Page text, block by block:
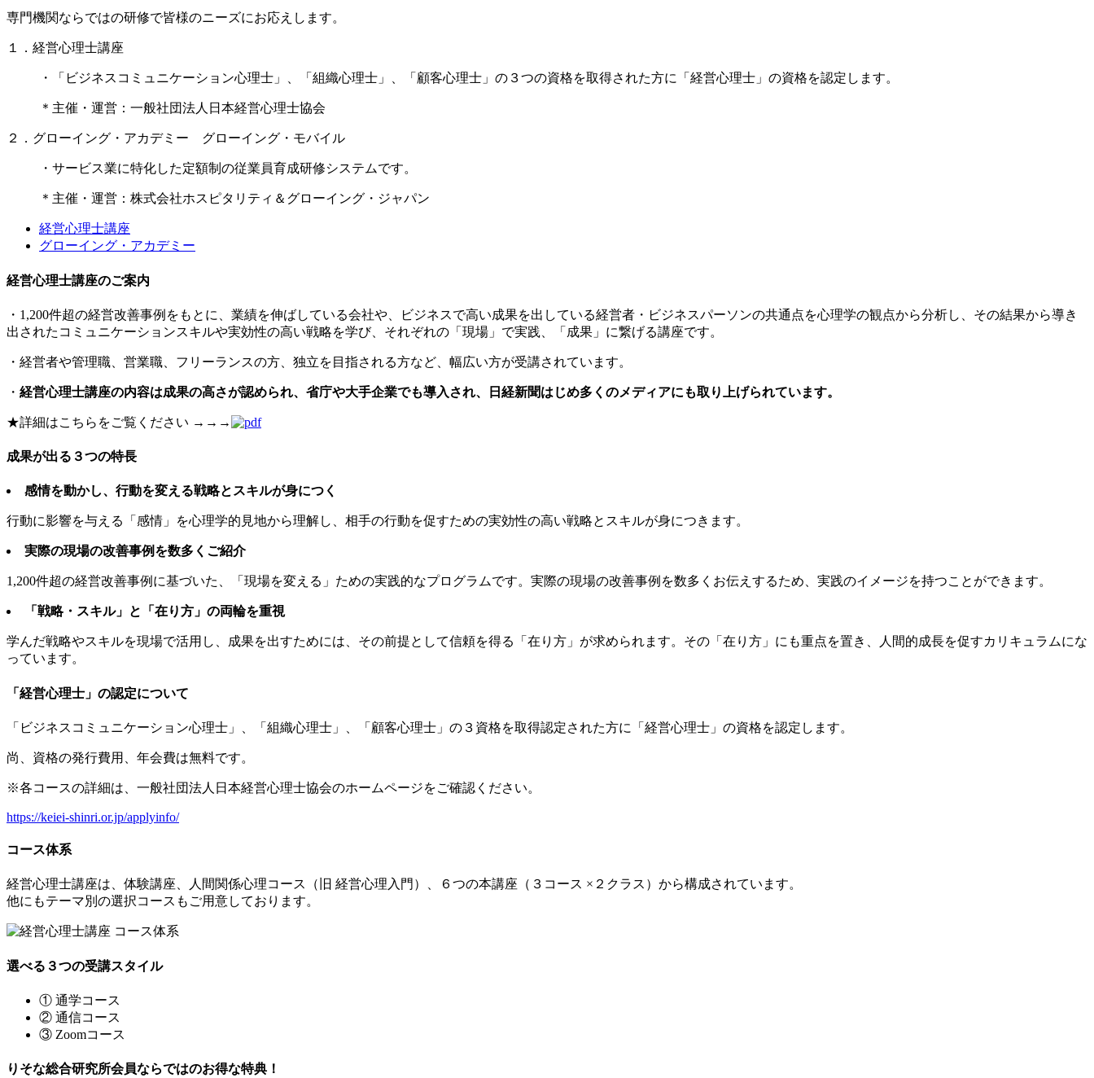
専門機関ならではの研修で皆様のニーズにお応えします。
１．経営心理士講座
・「ビジネスコミュニケーション心理士」、「組織心理士」、「顧客心理士」の３つの資格を取得された方に「経営心理士」の資格を認定します。
＊主催・運営：一般社団法人日本経営心理士協会
２．グローイング・アカデミー グローイング・モバイル
・サービス業に特化した定額制の従業員育成研修システムです。
＊主催・運営：株式会社ホスピタリティ＆グローイング・ジャパン
経営心理士講座
グローイング・アカデミー
経営心理士講座のご案内
・1,200件超の経営改善事例をもとに、業績を伸ばしている会社や、ビジネスで高い成果を出している経営者・ビジネスパーソンの共通点を心理学の観点から分析し、その結果から導き
出されたコミュニケーションスキルや実効性の高い戦略を学び、それぞれの「現場」で実践、「成果」に繋げる講座です。
・経営者や管理職、営業職、フリーランスの方、独立を目指される方など、幅広い方が受講されています。
・ 経営心理士講座の内容は成果の高さが認められ、省庁や大手企業でも導入され、日経新聞はじめ多くのメディアにも取り上げられています。
★詳細はこちらをご覧ください →→→
成果が出る３つの特長
感情を動かし、行動を変える戦略とスキルが身につく
行動に影響を与える「感情」を心理学的見地から理解し、相手の行動を促すための実効性の高い戦略とスキルが身につきます。
実際の現場の改善事例を数多くご紹介
1,200件超の経営改善事例に基づいた、「現場を変える」ための実践的なプログラムです。実際の現場の改善事例を数多くお伝えするため、実践のイメージを持つことができます。
「戦略・スキル」と「在り方」の両輪を重視
学んだ戦略やスキルを現場で活用し、成果を出すためには、その前提として信頼を得る「在り方」が求められます。その「在り方」にも重点を置き、人間的成長を促すカリキュラムにな
っています。
「経営心理士」の認定について
「ビジネスコミュニケーション心理士」、「組織心理士」、「顧客心理士」の３資格を取得認定された方に「経営心理士」の資格を認定します。
尚、資格の発行費用、年会費は無料です。
※各コースの詳細は、一般社団法人日本経営心理士協会のホームページをご確認ください。
https://keiei-shinri.or.jp/applyinfo/
コース体系
経営心理士講座は、体験講座、人間関係心理コース（旧 経営心理入門）、６つの本講座（３コース ×２クラス）から構成されています。
他にもテーマ別の選択コースもご用意しております。
選べる３つの受講スタイル
① 通学コース
② 通信コース
③ Zoomコース
りそな総合研究所会員ならではのお得な特典！